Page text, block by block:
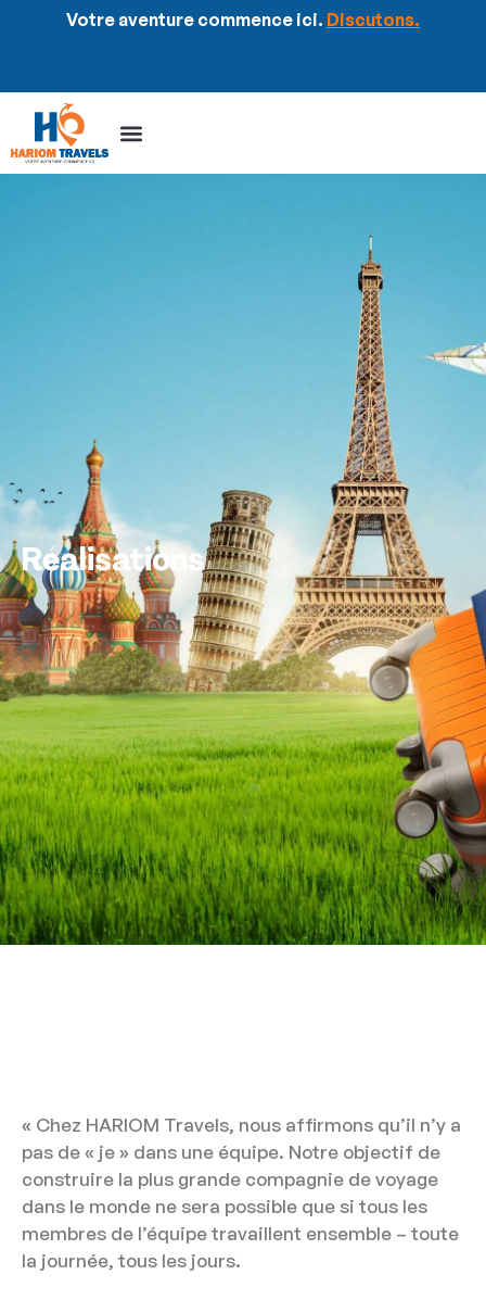
Votre aventure commence ici. Discutons.
Réalisations
« Chez HARIOM Travels, nous affirmons qu’il n’y a
pas de « je » dans une équipe. Notre objectif de
construire la plus grande compagnie de voyage
dans le monde ne sera possible que si tous les
membres de l’équipe travaillent ensemble – toute
la journée, tous les jours.